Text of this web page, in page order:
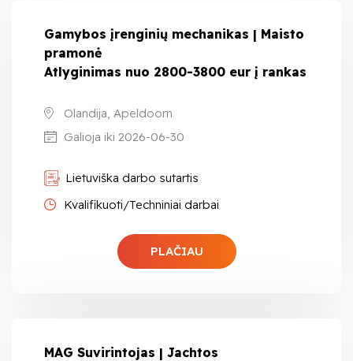
Gamybos įrenginių mechanikas | Maisto
pramonė
Atlyginimas nuo 2800-3800 eur į rankas
Olandija, Apeldoorn
Galioja iki 2026-06-30
Lietuviška darbo sutartis
Kvalifikuoti/Techniniai darbai
PLAČIAU
MAG Suvirintojas | Jachtos